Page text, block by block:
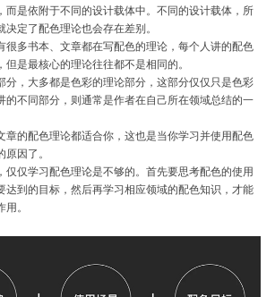
而是依附于不同的设计载体中。不同的设计载体，所
定了配色理论也会存在差别。
很多书本、文章都在写配色的理论，每个人讲的配色
是最核心的理论往往都不是相同的。
分，大多都是色彩的理论部分，这部分仅仅只是色彩
的不同部分，则通常是作者在自己所在领域总结的一
章的配色理论都适合你，这也是当你学习并使用配色
因了。
仅仅学习配色理论是不够的。首先要思考配色的使用
达到的目标，然后再学习相应领域的配色知识，才能
。